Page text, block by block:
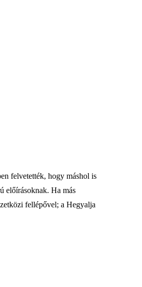
felvetették, hogy máshol is
előírásoknak. Ha más
fellépővel; a Hegyalja